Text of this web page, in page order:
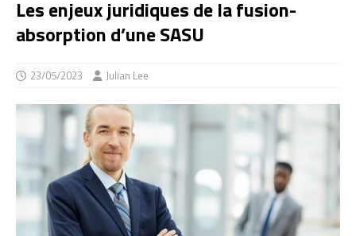
Les enjeux juridiques de la fusion-
absorption d’une SASU
23/05/2023 Julian Lee